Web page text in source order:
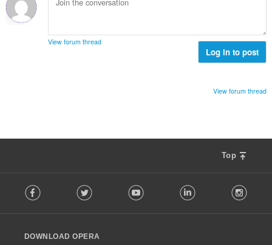
и
н
View forum thread
Log in to post
View forum thread
Top
o
w
Facebook Twitter Youtube LinkedIn
DOWNLOAD OPERA